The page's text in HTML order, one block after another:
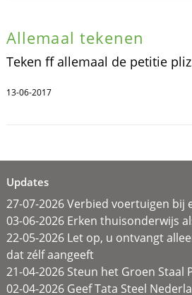
Allemaal tekenen
Teken ff allemaal de petitie
13-06-2017
Updates
27-07-2026 Verbied voertuigen bij
03-06-2026 Erken thuisonderwijs
22-05-2026 Let op, u ontvangt
dat zélf aangeeft
21-04-2026 Steun het Groen Staal
02-04-2026 Geef Tata Steel